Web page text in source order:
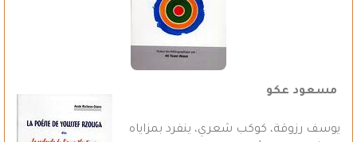
مسعود عكو
يوسف رزوقة، كوكب شعري، ينفرد بمزاياه